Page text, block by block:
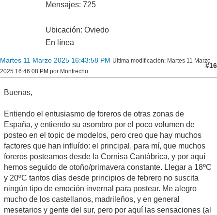
Mensajes: 725
Ubicación: Oviedo
En línea
Martes 11 Marzo 2025 16:43:58 PM Ultima modificación: Martes 11 Marzo
2025 16:46:08 PM por Monfrechu
#16
Buenas,
Entiendo el entusiasmo de foreros de otras zonas de
España, y entiendo su asombro por el poco volumen de
posteo en el topic de modelos, pero creo que hay muchos
factores que han influído: el principal, para mí, que muchos
foreros posteamos desde la Cornisa Cantábrica, y por aquí
hemos seguido de otoño/primavera constante. Llegar a 18ºC
y 20ºC tantos días desde principios de febrero no suscita
ningún tipo de emoción invernal para postear. Me alegro
mucho de los castellanos, madrileños, y en general
mesetarios y gente del sur, pero por aquí las sensaciones (al